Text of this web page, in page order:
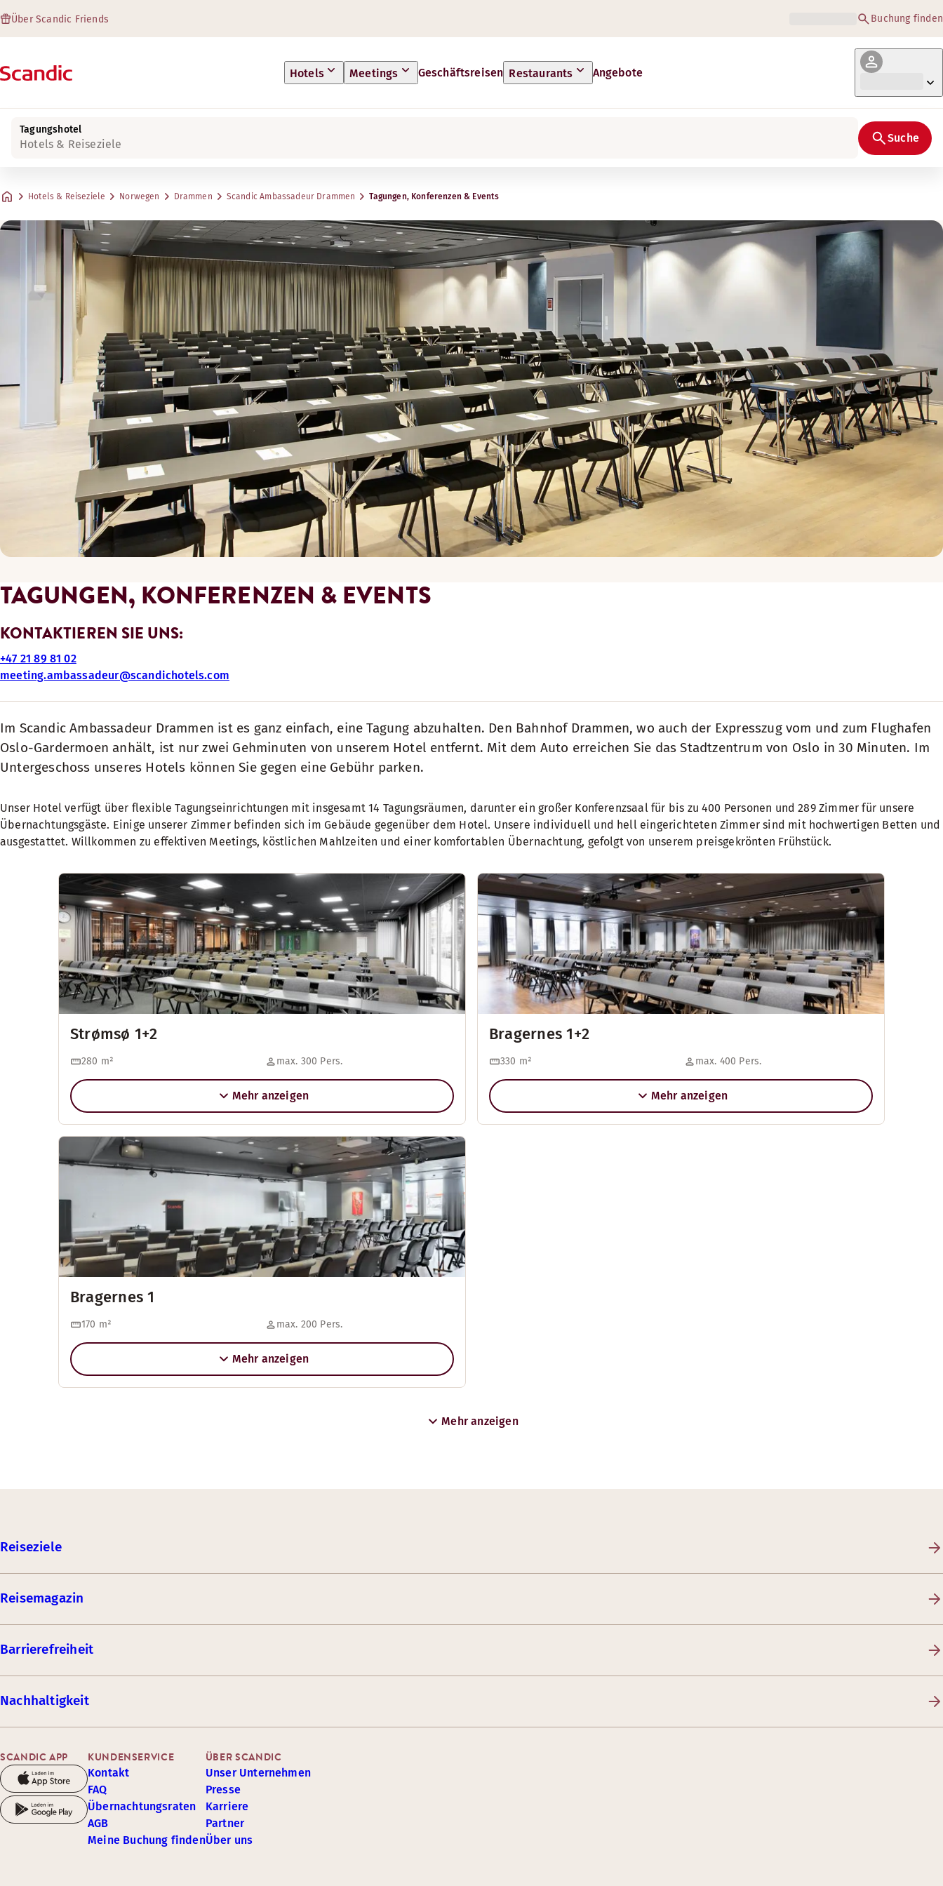
Über Scandic Friends Buchung finden
Hotels Meetings Geschäftsreisen Restaurants Angebote
Tagungshotel
Hotels & Reiseziele Suche
Hotels & Reiseziele Norwegen Drammen Scandic Ambassadeur Drammen Tagungen, Konferenzen & Events
TAGUNGEN, KONFERENZEN & EVENTS
KONTAKTIEREN SIE UNS:
+47 21 89 81 02
meeting.ambassadeur@scandichotels.com
Im Scandic Ambassadeur Drammen ist es ganz einfach, eine Tagung abzuhalten. Den Bahnhof Drammen, wo auch der Expresszug vom und zum Flughafen
Oslo-Gardermoen anhält, ist nur zwei Gehminuten von unserem Hotel entfernt. Mit dem Auto erreichen Sie das Stadtzentrum von Oslo in 30 Minuten. Im
Untergeschoss unseres Hotels können Sie gegen eine Gebühr parken.
Unser Hotel verfügt über flexible Tagungseinrichtungen mit insgesamt 14 Tagungsräumen, darunter ein großer Konferenzsaal für bis zu 400 Personen und 289 Zimmer für unsere
Übernachtungsgäste. Einige unserer Zimmer befinden sich im Gebäude gegenüber dem Hotel. Unsere individuell und hell eingerichteten Zimmer sind mit hochwertigen Betten und
ausgestattet. Willkommen zu effektiven Meetings, köstlichen Mahlzeiten und einer komfortablen Übernachtung, gefolgt von unserem preisgekrönten Frühstück.
Strømsø 1+2
280 m² max. 300 Pers.
Mehr anzeigen
Bragernes 1+2
330 m² max. 400 Pers.
Mehr anzeigen
Bragernes 1
170 m² max. 200 Pers.
Mehr anzeigen
Mehr anzeigen
Reiseziele
Reisemagazin
Barrierefreiheit
Nachhaltigkeit
SCANDIC APP KUNDENSERVICE
Kontakt
FAQ
Übernachtungsraten
AGB
Meine Buchung finden
ÜBER SCANDIC
Unser Unternehmen
Presse
Karriere
Partner
Über uns